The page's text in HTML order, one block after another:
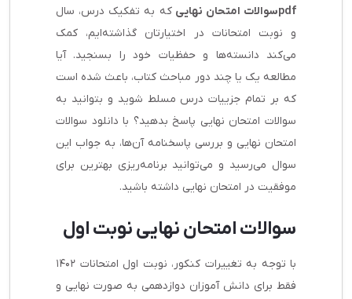
pdfسوالات امتحان نهایی
که به تفکیک درس، سال
و نوبت امتحانات در اختیارتان گذاشته‌ایم، کمک
می‌کند دانسته‌ها و حفظیات خود را بسنجید. آیا
مطالعه یک یا چند دور مباحث کتاب، باعث شده است
که بر تمام جزییات درس مسلط شوید و بتوانید به
سوالات امتحان نهایی پاسخ بدهید؟ با دانلود سوالات
امتحان نهایی و بررسی پاسخنامه آن‌ها، به جواب این
سوال می‌رسید و می‌توانید برنامه‌ریزی بهترین برای
موفقیت در امتحان نهایی داشته باشید.
سوالات امتحان نهایی نوبت اول
با توجه به تغییرات کنکور، نوبت اول امتحانات ۱۴۰۲
فقط برای دانش آموزان دوازدهمی به صورت نهایی و